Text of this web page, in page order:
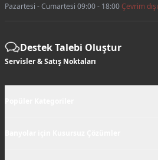
Pazartesi - Cumartesi 09:00 - 18:00Çevrim dışı
Destek Talebi Oluştur
Servisler & Satış Noktaları